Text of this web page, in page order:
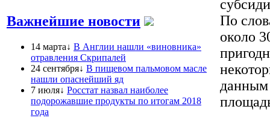
Важнейшие новости
14 марта↓ В Англии нашли «виновника»
отравления Скрипалей
24 сентября↓ В пищевом пальмовом масле
нашли опаснейший яд
7 июля↓ Росстат назвал наиболее
подорожавшие продукты по итогам 2018
года
По
около
данным